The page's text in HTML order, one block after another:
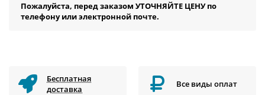
Пожалуйста, перед заказом УТОЧНЯЙТЕ ЦЕНУ по
телефону или электронной почте.
Бесплатная
доставка
Все виды оплат